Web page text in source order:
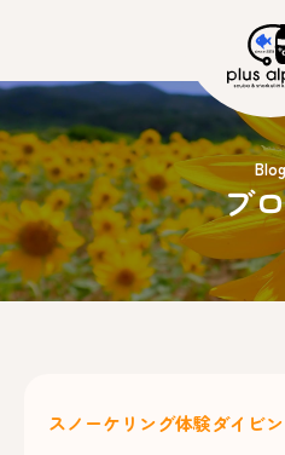
Blog
ブ
スノーケリング体験ダイビ